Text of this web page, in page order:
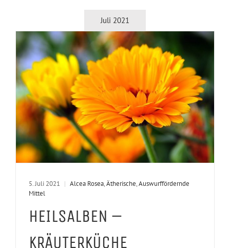
Juli 2021
5. Juli 2021 | Alcea Rosea,Ätherische,Auswurffördernde
Mittel
HEILSALBEN –
KRÄUTERKÜCHE